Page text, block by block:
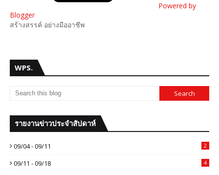
Powered by
Blogger
สร้างสรรค์ อย่างมืออาชีพ
WPS.
รายงานข่าวประจำสัปดาห์
09/04 - 09/11 2
09/11 - 09/18 4